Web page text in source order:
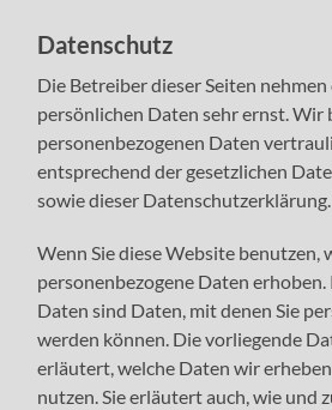
Datenschutz
Die Betreiber dieser Seiten
persönlichen Daten sehr ernst. Wir
personenbezogenen Daten
entsprechend der gesetzlichen
sowie dieser Datenschutzerklärung.
Wenn Sie diese Website benutzen,
personenbezogene Daten
Daten sind Daten, mit denen Sie
werden können. Die vorliegende
erläutert, welche Daten wir
nutzen. Sie erläutert auch, wie und